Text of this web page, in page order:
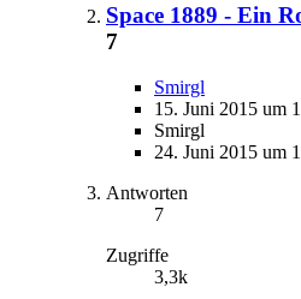
Space 1889 - Ein
7
Smirgl
15. Juni 2015 um
Smirgl
24. Juni 2015 um
Antworten
7
Zugriffe
3,3k